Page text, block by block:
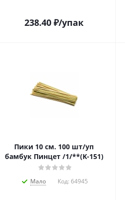
238.40 ₽/упак
Пики 10 см. 100 шт/уп
бамбук Пинцет /1/**(K-151)
Мало Код: 64945